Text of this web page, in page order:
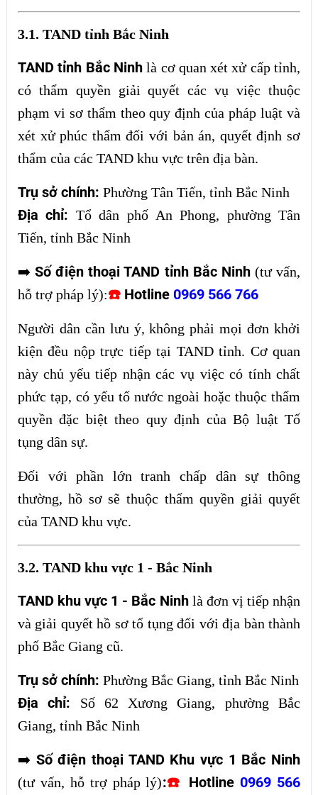
3.1. TAND tỉnh Bắc Ninh
TAND tỉnh Bắc Ninhlà cơ quan xét xử cấp tỉnh,
có thẩm quyền giải quyết các vụ việc thuộc
phạm vi sơ thẩm theo quy định của pháp luật và
xét xử phúc thẩm đối với bản án, quyết định sơ
thẩm của các TAND khu vực trên địa bàn.
Trụ sở chính: Phường Tân Tiến, tỉnh Bắc Ninh
Địa chỉ: Tổ dân phố An Phong, phường Tân
Tiến, tỉnh Bắc Ninh
➡️ Số điện thoại TAND tỉnh Bắc Ninh(tư vấn,
hỗ trợ pháp lý):☎️ Hotline 0969 566 766
Người dân cần lưu ý, không phải mọi đơn khởi
kiện đều nộp trực tiếp tại TAND tỉnh. Cơ quan
này chủ yếu tiếp nhận các vụ việc có tính chất
phức tạp, có yếu tố nước ngoài hoặc thuộc thẩm
quyền đặc biệt theo quy định của Bộ luật Tố
tụng dân sự.
Đối với phần lớn tranh chấp dân sự thông
thường, hồ sơ sẽ thuộc thẩm quyền giải quyết
của TAND khu vực.
3.2. TAND khu vực 1 - Bắc Ninh
TAND khu vực 1 - Bắc Ninhlà đơn vị tiếp nhận
và giải quyết hồ sơ tố tụng đối với địa bàn thành
phố Bắc Giang cũ.
Trụ sở chính: Phường Bắc Giang, tỉnh Bắc Ninh
Địa chỉ: Số 62 Xương Giang, phường Bắc
Giang, tỉnh Bắc Ninh
➡️ Số điện thoại TAND Khu vực 1 Bắc Ninh
(tư vấn, hỗ trợ pháp lý):☎️ Hotline 0969 566